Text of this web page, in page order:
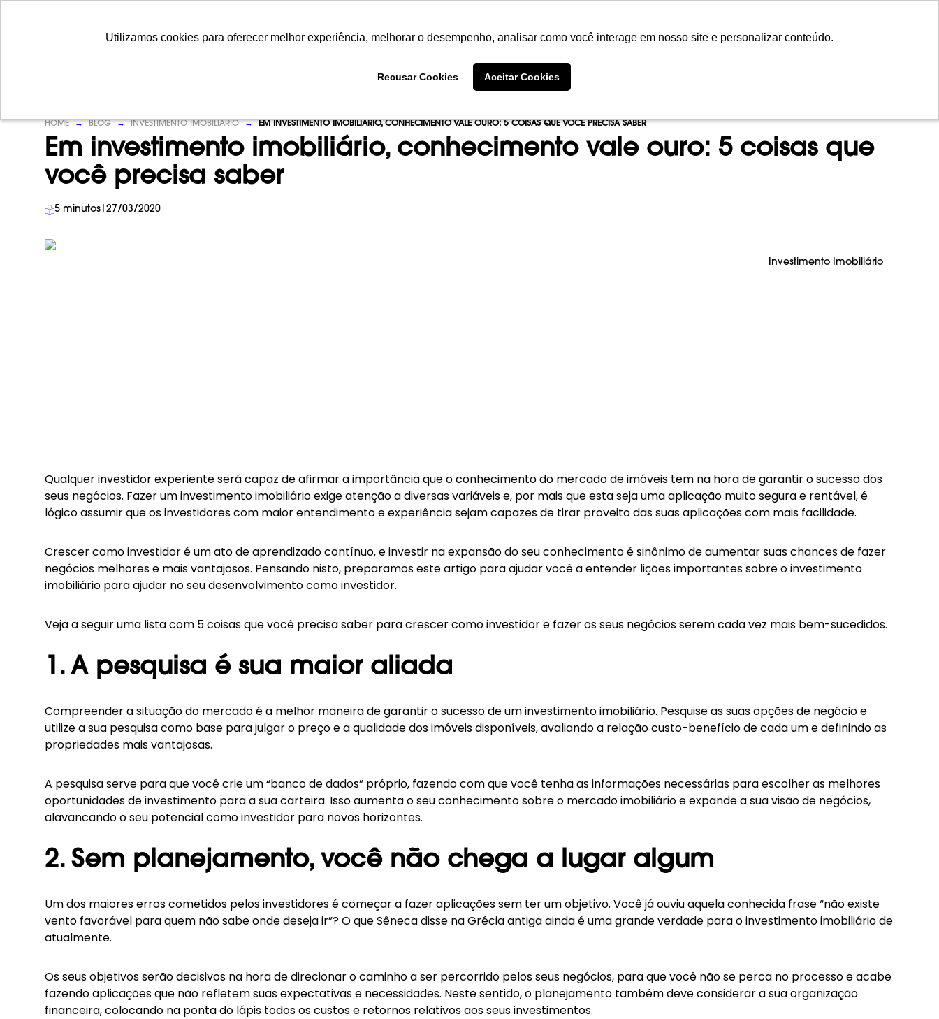
Utilizamos cookies para oferecer melhor experiência, melhorar o desempenho, analisar como você interage em nosso site e personalizar conteúdo.
Recusar Cookies Aceitar Cookies
Utilizamos cookies para oferecer melhor experiência, melhorar o desempenho, analisar como você interage em nosso site e personalizar conteúdo.
Recusar Cookies Aceitar Cookies
SOBRE PORTFÓLIO EMPREENDIMENTOS INVISTA CONTEÚDO EN
HOME → BLOG → INVESTIMENTO IMOBILIÁRIO → EM INVESTIMENTO IMOBILIÁRIO, CONHECIMENTO VALE OURO: 5 COISAS QUE VOCÊ PRECISA SABER
Em investimento imobiliário, conhecimento vale ouro: 5 coisas que
você precisa saber
5 minutos 27/03/2020
Investimento Imobiliário
Qualquer investidor experiente será capaz de afirmar a importância que o conhecimento do mercado de imóveis tem na hora de garantir o sucesso dos
seus negócios. Fazer um investimento imobiliário exige atenção a diversas variáveis e, por mais que esta seja uma aplicação muito segura e rentável, é
lógico assumir que os investidores com maior entendimento e experiência sejam capazes de tirar proveito das suas aplicações com mais facilidade.
Crescer como investidor é um ato de aprendizado contínuo, e investir na expansão do seu conhecimento é sinônimo de aumentar suas chances de fazer
negócios melhores e mais vantajosos. Pensando nisto, preparamos este artigo para ajudar você a entender lições importantes sobre o investimento
imobiliário para ajudar no seu desenvolvimento como investidor.
Veja a seguir uma lista com 5 coisas que você precisa saber para crescer como investidor e fazer os seus negócios serem cada vez mais bem-sucedidos.
1. A pesquisa é sua maior aliada
Compreender a situação do mercado é a melhor maneira de garantir o sucesso de um investimento imobiliário. Pesquise as suas opções de negócio e
utilize a sua pesquisa como base para julgar o preço e a qualidade dos imóveis disponíveis, avaliando a relação custo-benefício de cada um e definindo as
propriedades mais vantajosas.
A pesquisa serve para que você crie um “banco de dados” próprio, fazendo com que você tenha as informações necessárias para escolher as melhores
oportunidades de investimento para a sua carteira. Isso aumenta o seu conhecimento sobre o mercado imobiliário e expande a sua visão de negócios,
alavancando o seu potencial como investidor para novos horizontes.
2. Sem planejamento, você não chega a lugar algum
Um dos maiores erros cometidos pelos investidores é começar a fazer aplicações sem ter um objetivo. Você já ouviu aquela conhecida frase “não existe
vento favorável para quem não sabe onde deseja ir”? O que Sêneca disse na Grécia antiga ainda é uma grande verdade para o investimento imobiliário de
atualmente.
Os seus objetivos serão decisivos na hora de direcionar o caminho a ser percorrido pelos seus negócios, para que você não se perca no processo e acabe
fazendo aplicações que não refletem suas expectativas e necessidades. Neste sentido, o planejamento também deve considerar a sua organização
financeira, colocando na ponta do lápis todos os custos e retornos relativos aos seus investimentos.